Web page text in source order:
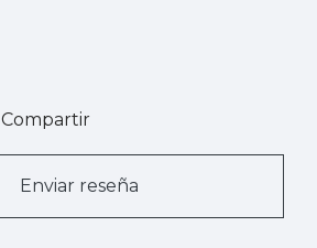
Compartir
Enviar reseña